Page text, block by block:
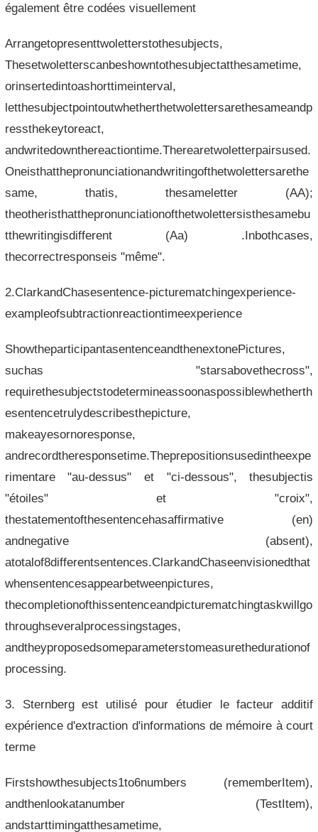
également être codées visuellement
Arrangetopresenttwoletterstothesubjects,
Thesetwoletterscanbeshowntothesubjectatthesametime,
orinsertedintoashorttimeinterval,
letthesubjectpointoutwhetherthetwolettersarethesameandp
ressthekeytoreact,
andwritedownthereactiontime.Therearetwoletterpairsused.
Oneisthatthepronunciationandwritingofthetwolettersarethe
same, thatis, thesameletter (AA);
theotheristhatthepronunciationofthetwolettersisthesamebu
tthewritingisdifferent (Aa) .Inbothcases,
thecorrectresponseis "même".
2.ClarkandChasesentence-picturematchingexperience-
exampleofsubtractionreactiontimeexperience
ShowtheparticipantasentenceandthenextonePictures,
suchas "starsabovethecross",
requirethesubjectstodetermineassoonaspossiblewhetherth
esentencetrulydescribesthepicture,
makeayesornoresponse,
andrecordtheresponsetime.Theprepositionsusedintheexpe
rimentare "au-dessus" et "ci-dessous", thesubjectis
"étoiles" et "croix",
thestatementofthesentencehasaffirmative (en)
andnegative (absent),
atotalof8differentsentences.ClarkandChaseenvisionedthat
whensentencesappearbetweenpictures,
thecompletionofthissentenceandpicturematchingtaskwillgo
throughseveralprocessingstages,
andtheyproposedsomeparameterstomeasurethedurationof
processing.
3. Sternberg est utilisé pour étudier le facteur additif
expérience d'extraction d'informations de mémoire à court
terme
Firstshowthesubjects1to6numbers (rememberItem),
andthenlookatanumber (TestItem),
andstarttimingatthesametime,